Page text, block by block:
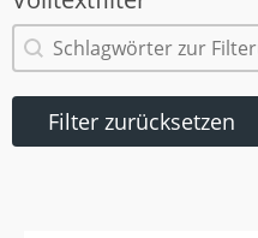
Volltextfilter
Volltextfilter
Filter zurücksetzen